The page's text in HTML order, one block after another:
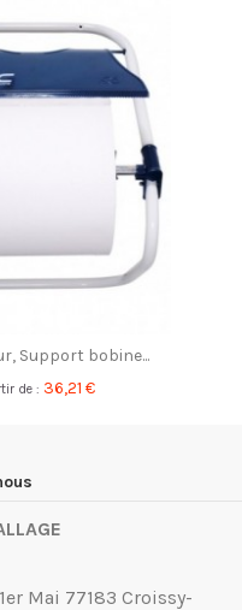
Support bobine...
de : 36,21 €
Mai 77183 Croissy-